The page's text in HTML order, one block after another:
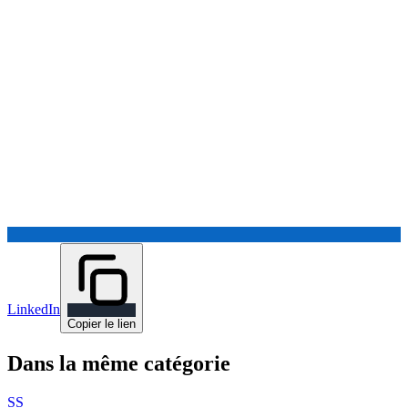
LinkedIn
Copier le lien
Dans la même catégorie
SS